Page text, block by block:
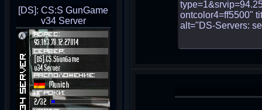
[DS]: CS:S GunGame
v34 Server